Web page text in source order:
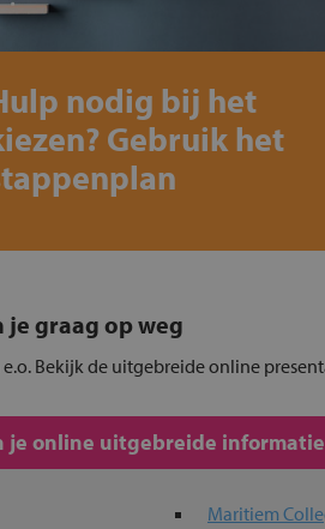
nodig bij het
Gebruik het
je graag op weg
Bekijk de uitgebreide online
je online uitgebreide informatie
Maritiem